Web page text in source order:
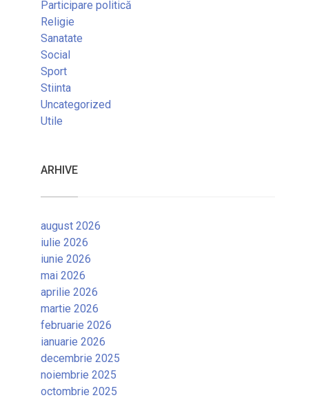
Participare politică
Religie
Sanatate
Social
Sport
Stiinta
Uncategorized
Utile
ARHIVE
august 2026
iulie 2026
iunie 2026
mai 2026
aprilie 2026
martie 2026
februarie 2026
ianuarie 2026
decembrie 2025
noiembrie 2025
octombrie 2025